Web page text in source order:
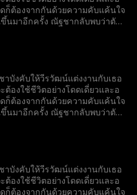
ก็ต้องจากกันด้วยความคับแค้นใจ
ขึ้นมาอีกครั้ง ณัฐชากลับพบว่าตัว
แต่ในครั้งนี้ ณัฐชาตัดสินใจใหม่
ละเริ่มต้นชีวิตใหม่อีกครั้ง
บังคับให้วีรวัฒน์แต่งงานกับเธอ
ต้องใช้ชีวิตอย่างโดดเดี่ยวและอ
ก็ต้องจากกันด้วยความคับแค้นใจ
ขึ้นมาอีกครั้ง ณัฐชากลับพบว่าตัว
แต่ในครั้งนี้ ณัฐชาตัดสินใจใหม่
ละเริ่มต้นชีวิตใหม่อีกครั้ง
บังคับให้วีรวัฒน์แต่งงานกับเธอ
ต้องใช้ชีวิตอย่างโดดเดี่ยวและอ
ก็ต้องจากกันด้วยความคับแค้นใจ